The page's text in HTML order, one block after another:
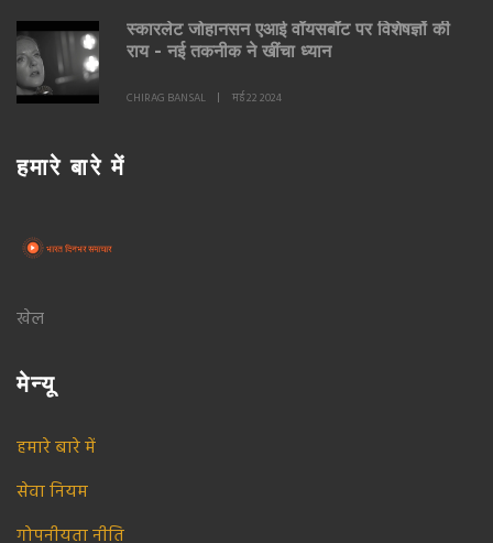
स्कारलेट जोहानसन एआई वॉयसबॉट पर विशेषज्ञों की
राय - नई तकनीक ने खींचा ध्यान
CHIRAG BANSAL मई 22 2024
हमारे बारे में
खेल
मेन्यू
हमारे बारे में
सेवा नियम
गोपनीयता नीति